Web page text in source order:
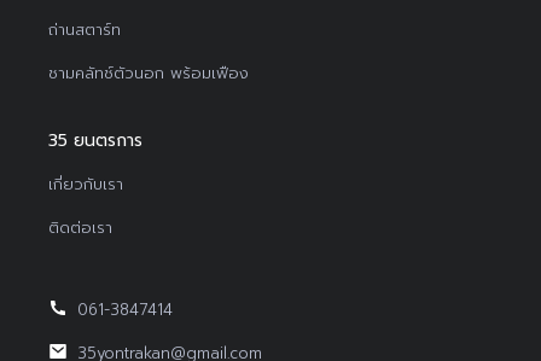
ถ่านสตาร์ท
ชามคลัทช์ตัวนอก พร้อมเฟือง
35 ยนตรการ
เกี่ยวกับเรา
ติดต่อเรา
061-3847414
35yontrakan@gmail.com